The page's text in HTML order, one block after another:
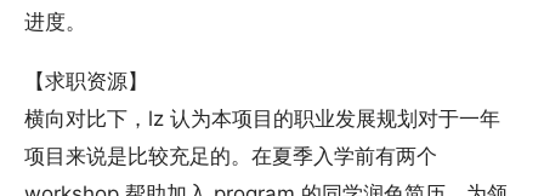
进度。
【求职资源】
横向对比下，lz 认为本项目的职业发展规划对于一年
项目来说是比较充足的。在夏季入学前有两个